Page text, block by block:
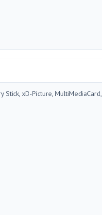
Stick, xD-Picture, MultiMediaCard,